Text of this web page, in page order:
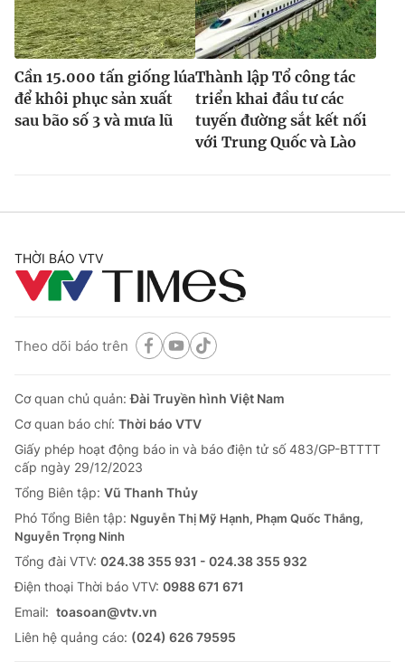
Cần 15.000 tấn giống lúa
để khôi phục sản xuất
sau bão số 3 và mưa lũ
Thành lập Tổ công tác
triển khai đầu tư các
tuyến đường sắt kết nối
với Trung Quốc và Lào
THỜI BÁO VTV
Theo dõi báo trên
Cơ quan chủ quản:Đài Truyền hình Việt Nam
Cơ quan báo chí: Thời báo VTV
Giấy phép hoạt động báo in và báo điện tử số 483/GP-BTTTT
cấp ngày 29/12/2023
Tổng Biên tập: Vũ Thanh Thủy
Phó Tổng Biên tập: Nguyễn Thị Mỹ Hạnh, Phạm Quốc Thắng,
Nguyễn Trọng Ninh
Tổng đài VTV: 024.38 355 931 - 024.38 355 932
Ðiện thoại Thời báo VTV: 0988 671 671
Email: toasoan@vtv.vn
Liên hệ quảng cáo: (024) 626 79595